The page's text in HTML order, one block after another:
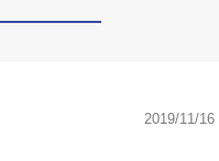
2019/11/16